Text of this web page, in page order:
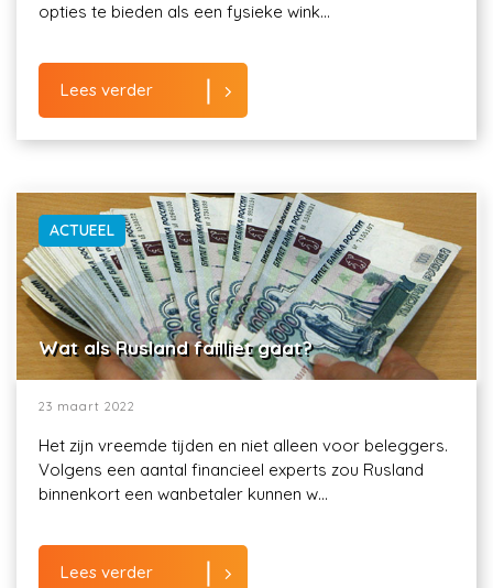
opties te bieden als een fysieke wink...
Lees verder
ACTUEEL
Wat als Rusland failliet gaat?
23 maart 2022
Het zijn vreemde tijden en niet alleen voor beleggers.
Volgens een aantal financieel experts zou Rusland
binnenkort een wanbetaler kunnen w...
Lees verder